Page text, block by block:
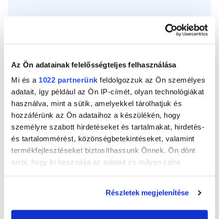
Az Ön adatainak felelősségteljes felhasználása
Mi és a 1022 partnerünk feldolgozzuk az Ön személyes
adatait, így például az Ön IP-címét, olyan technológiákat
használva, mint a sütik, amelyekkel tárolhatjuk és
hozzáférünk az Ön adataihoz a készülékén, hogy
személyre szabott hirdetéseket és tartalmakat, hirdetés-
és tartalommérést, közönségbetekintéseket, valamint
termékfejlesztéseket biztosíthassunk Önnek. Ön dönt
arról, hogy ki használja az adatait és milyen célra.
elhelyezkedéséről pár méteres pontossággal
Részletek megjelenítése
TULAJDONSÁGOK
Erősen tapad fára, műanyagra, fémre,
szintetikus bőrre, szőnyegre, ponyvára és
gumira, még egyenetlen felület esetén is.
100%-ban víz- és levegőálló. Rugalmas és szilárd
kötés. Eltávolítható. Nem hagy maradékot.